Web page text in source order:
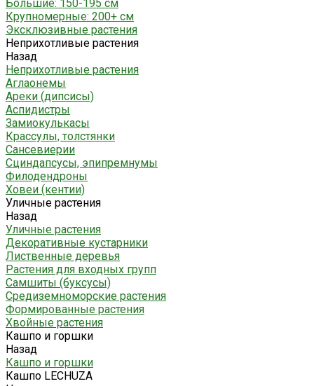
Большие: 150-195 см
Крупномерные: 200+ см
Эксклюзивные растения
Неприхотливые растения
Назад
Неприхотливые растения
Аглаонемы
Ареки (дипсисы)
Аспидистры
Замиокулькасы
Крассулы, толстянки
Сансевиерии
Сциндапсусы, эпипремнумы
Филодендроны
Ховеи (кентии)
Уличные растения
Назад
Уличные растения
Декоративные кустарники
Лиственные деревья
Растения для входных групп
Самшиты (буксусы)
Средиземноморские растения
Формированные растения
Хвойные растения
Кашпо и горшки
Назад
Кашпо и горшки
Кашпо LECHUZA